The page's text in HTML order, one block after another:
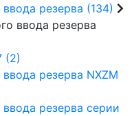
резерва (134)
ввода резерва
(2)
резерва NXZM
резерва серии